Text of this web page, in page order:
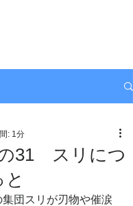
31 スリにつ
: 1分
団スリが刃物や催涙